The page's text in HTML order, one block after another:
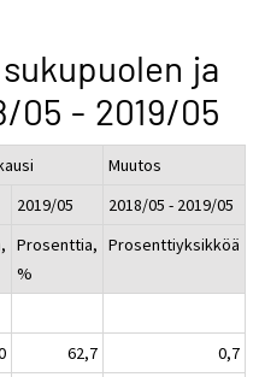
ja
05 - 2019/05
Muutos
2019/05
2018/05 - 2019/05
Prosenttia,
%
Prosenttiyksikköä
62,7
0,7